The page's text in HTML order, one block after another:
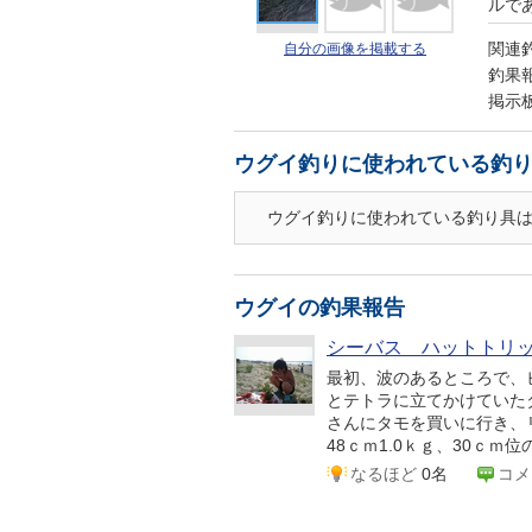
自分の画像を掲載する
ルで
関連
釣果
掲示
ウグイ釣りに使われている釣
ウグイ釣りに使われている釣り具
ウグイの釣果報告
シーバス ハットトリ
最初、波のあるところで
とテトラに立てかけてい
さんにタモを買いに行き
48ｃｍ1.0ｋｇ、30ｃｍ位
なるほど 0名 コ